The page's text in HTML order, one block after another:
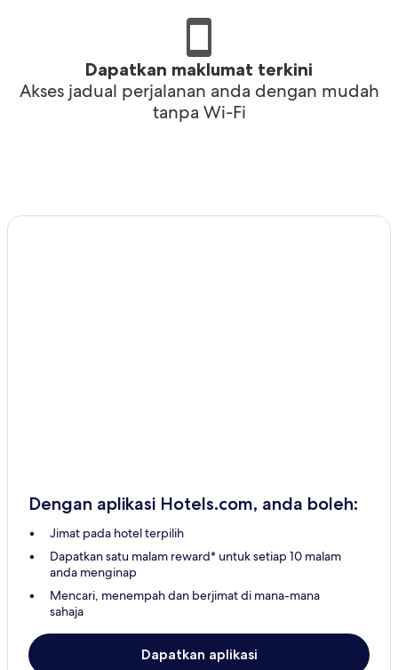
Dapatkan maklumat terkini
Akses jadual perjalanan anda dengan mudah
tanpa Wi-Fi
Dengan aplikasi Hotels.com, anda boleh:
Jimat pada hotel terpilih
Dapatkan satu malam reward* untuk setiap 10 malam
anda menginap
Mencari, menempah dan berjimat di mana-mana
sahaja
Dapatkan aplikasi